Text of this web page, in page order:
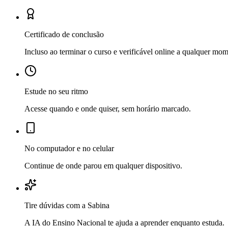
Certificado de conclusão
Incluso ao terminar o curso e verificável online a qualquer
Estude no seu ritmo
Acesse quando e onde quiser, sem horário marcado.
No computador e no celular
Continue de onde parou em qualquer dispositivo.
Tire dúvidas com a Sabina
A IA do Ensino Nacional te ajuda a aprender enquanto estuda.